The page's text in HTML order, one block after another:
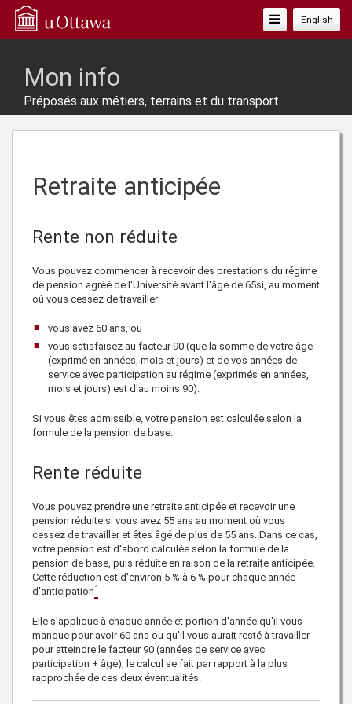
English
Basculer
La
Mon info
Préposés aux métiers, terrains et du transport
Retraite anticipée
Rente non réduite
Vous pouvez commencer à recevoir des prestations du régime
de pension agréé de l'Université avant l'âge de 65si, au moment
où vous cessez de travailler:
vous avez 60ans, ou
vous satisfaisez au facteur 90(que la somme de votre âge
(exprimé en années, mois et jours) et de vos années de
service avec participation au régime (exprimés en années,
mois et jours) est d'au moins 90).
Si vous êtes admissible, votre pension est calculée selon la
formule de la pension de base.
Rente réduite
Vous pouvez prendre une retraite anticipée et recevoir une
pension réduite si vous avez 55 ans au moment où vous
cessez de travailler et êtes âgé de plus de 55 ans. Dans ce cas,
votre pension est d'abord calculée selon la formule de la
pension de base, puis réduite en raison de la retraite anticipée.
Cette réduction est d'environ 5 % à 6 % pour chaque année
d'anticipation1
Elle s'applique à chaque année et portion d'année qu'il vous
manque pour avoir 60 ans ou qu'il vous aurait resté à travailler
pour atteindre le facteur 90 (années de service avec
participation + âge); le calcul se fait par rapport à la plus
rapprochée de ces deux éventualités.